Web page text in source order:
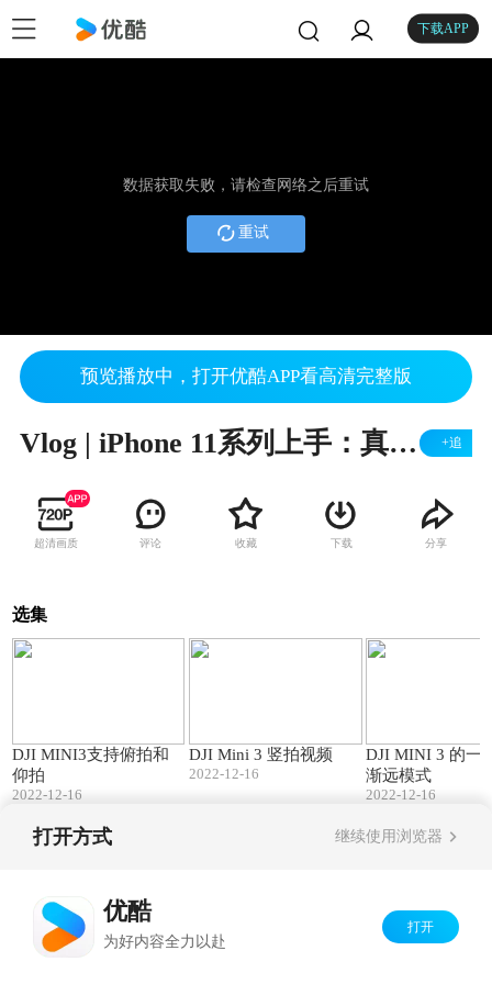
下载APP
数据获取失败，请检查网络之后重试
重试
预览播放中，打开优酷APP看高清完整版
Vlog | iPhone 11系列上手：真香2.0，给你们一个买买买的理由 +追
超清画质 评论 收藏 下载 分享
选集
DJI MINI3支持俯拍和
仰拍
2022-12-16
DJI Mini 3 竖拍视频
2022-12-16
DJI MINI 3 的一
渐远模式
2022-12-16
打开方式 继续使用浏览器
优酷
为好内容全力以赴
打开